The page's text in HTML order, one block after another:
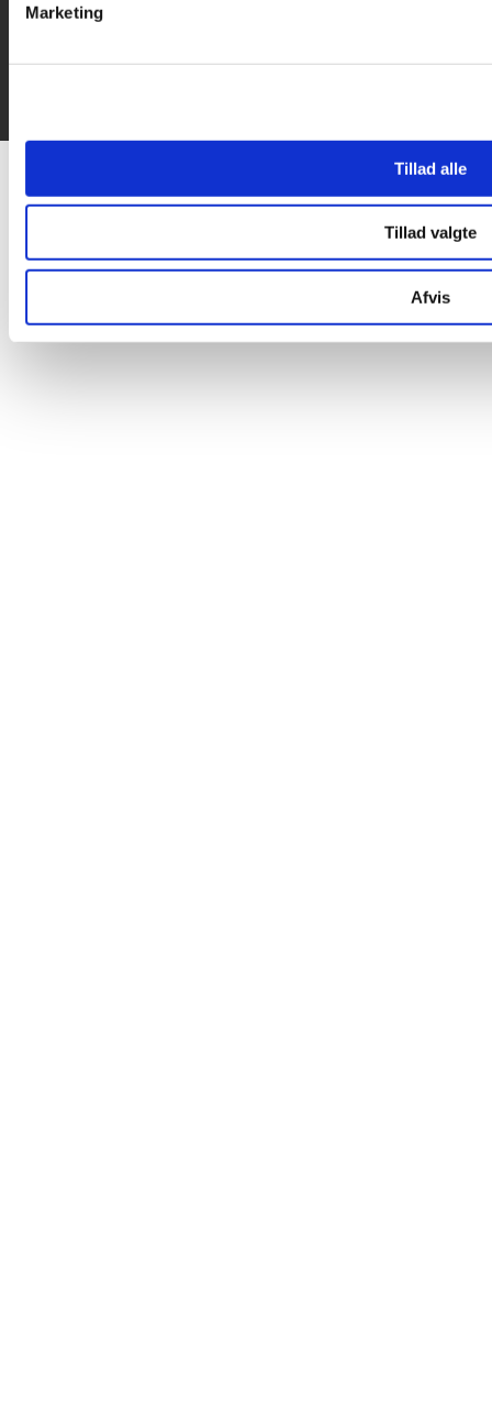
Marketing
Tillad alle
Tillad valgte
Afvis